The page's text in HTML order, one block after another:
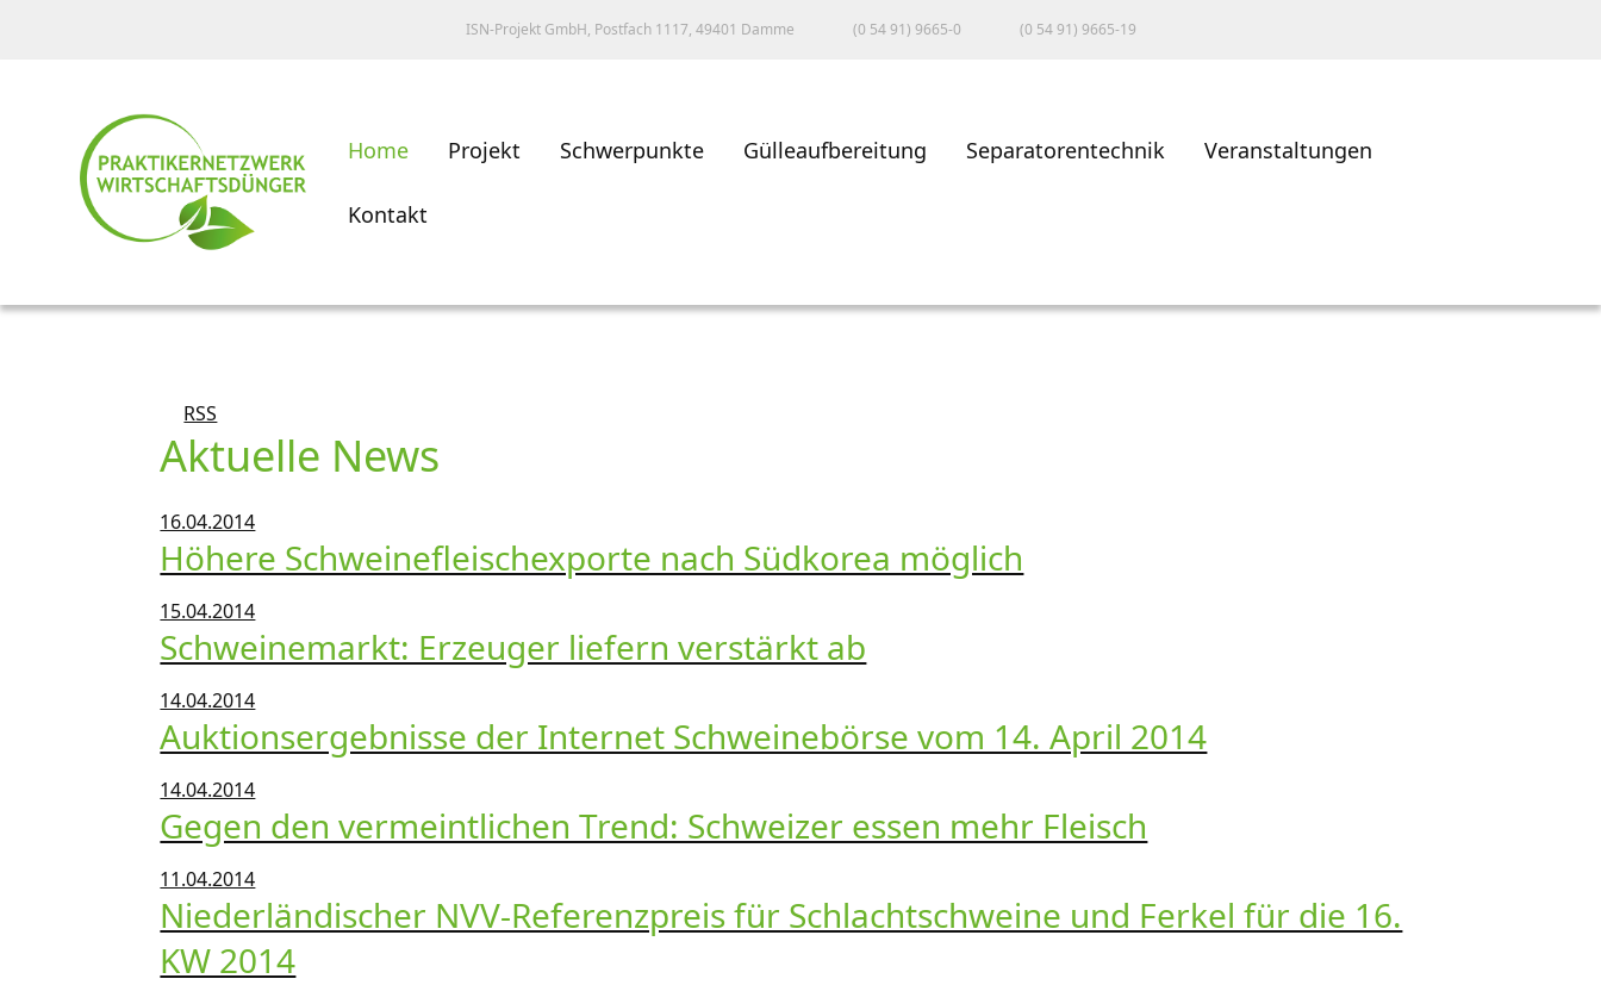
ISN-Projekt GmbH, Postfach 1117, 49401 Damme (0 54 91) 9665-0 (0 54 91) 9665-19
Home Projekt Schwerpunkte Gülleaufbereitung Separatorentechnik Veranstaltungen
Kontakt
RSS
Aktuelle News
16.04.2014
Höhere Schweinefleischexporte nach Südkorea möglich
15.04.2014
Schweinemarkt: Erzeuger liefern verstärkt ab
14.04.2014
Auktionsergebnisse der Internet Schweinebörse vom 14. April 2014
14.04.2014
Gegen den vermeintlichen Trend: Schweizer essen mehr Fleisch
11.04.2014
Niederländischer NVV-Referenzpreis für Schlachtschweine und Ferkel für die 16.
KW 2014